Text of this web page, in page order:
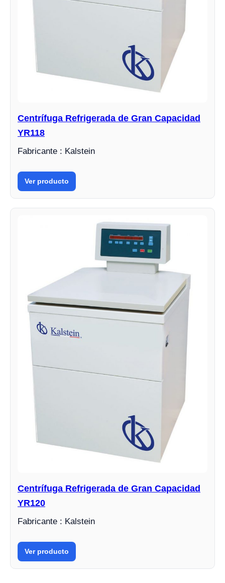
Centrífuga Refrigerada de Gran Capacidad
YR118
Fabricante : Kalstein
Ver producto
Centrífuga Refrigerada de Gran Capacidad
YR120
Fabricante : Kalstein
Ver producto